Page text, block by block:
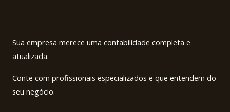
Sua empresa merece uma contabilidade completa e
atualizada.
Conte com profissionais especializados e que entendem do
seu negócio.